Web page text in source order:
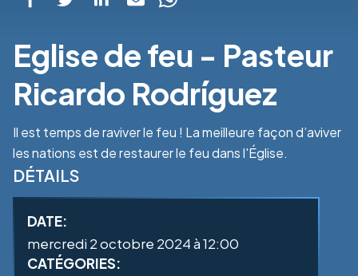
Eglise de feu - Pasteur
Ricardo Rodríguez
Il est temps de raviver le feu ! La meilleure façon d’aviver
les nations est de restaurer le feu dans l'Église.
DÉTAILS
DATE:
mercredi 2 octobre 2024 à 12:00
CATÉGORIES: